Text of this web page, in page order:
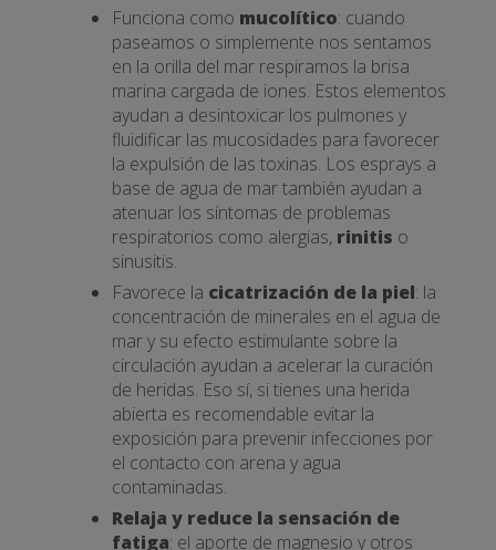
Funciona como mucolítico: cuando
paseamos o simplemente nos sentamos
en la orilla del mar respiramos la brisa
marina cargada de iones. Estos elementos
ayudan a desintoxicar los pulmones y
fluidificar las mucosidades para favorecer
la expulsión de las toxinas. Los esprays a
base de agua de mar también ayudan a
atenuar los síntomas de problemas
respiratorios como alergias, rinitis o
sinusitis.
Favorece la cicatrización de la piel: la
concentración de minerales en el agua de
mar y su efecto estimulante sobre la
circulación ayudan a acelerar la curación
de heridas. Eso sí, si tienes una herida
abierta es recomendable evitar la
exposición para prevenir infecciones por
el contacto con arena y agua
contaminadas.
Relaja y reduce la sensación de
fatiga: el aporte de magnesio y otros